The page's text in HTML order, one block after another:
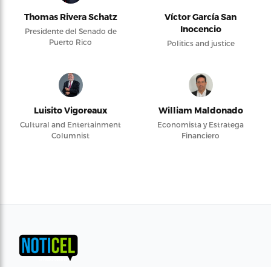
Thomas Rivera Schatz
Presidente del Senado de
Puerto Rico
Víctor García San
Inocencio
Politics and justice
Luisito Vigoreaux
Cultural and Entertainment
Columnist
William Maldonado
Economista y Estratega
Financiero